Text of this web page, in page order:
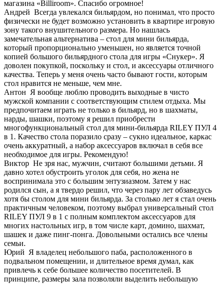
магазина «Billiroom». Спасибо огромное!
Андрей Всегда увлекался бильярдом, но понимал, что просто
физически не будет возможно установить в квартире игровую
зону такого внушительного размера. Но нашлась
замечательная альтернатива – стол для мини бильярда,
который пропорционально уменьшен, но является точной
копией большого бильярдного стола для игры «Снукер». Я
доволен покупкой, поскольку и стол, и аксессуары отличного
качества. Теперь у меня очень часто бывают гости, которым
стол нравится не меньше, чем мне.
Антон Я вообще люблю проводить выходные в чисто
мужской компании с соответствующим стилем отдыха. Мы
предпочитаем играть не только в бильярд, но в шахматы,
нарды, шашки, поэтому я решил приобрести
многофункциональный стол для мини-бильярда RILEY ПУЛ 4
в 1. Качество стола поразило сразу – сукно идеальное, каркас
очень аккуратный, а набор аксессуаров включал в себя все
необходимое для игры. Рекомендую!
Виктор Не зря нас, мужчин, считают большими детьми. Я
давно хотел обустроить уголок для себя, но жена не
воспринимала это с большим энтузиазмом. Затем у нас
родился сын, а я твердо решил, что через пару лет обзаведусь
хотя бы столом для мини бильярда. За столько лет я стал очень
практичным человеком, поэтому выбрал универсальный стол
RILEY ПУЛ 9 в 1 с полным комплектом аксессуаров для
многих настольных игр, в том числе карт, домино, шахмат,
шашек и даже пинг-понга. Довольными остались все члены
семьи.
Юрий Я владелец небольшого паба, расположенного в
подвальном помещении, и длительное время думал, как
привлечь к себе большее количество посетителей. В
принципе, размеры зала позволяли выделить небольшую